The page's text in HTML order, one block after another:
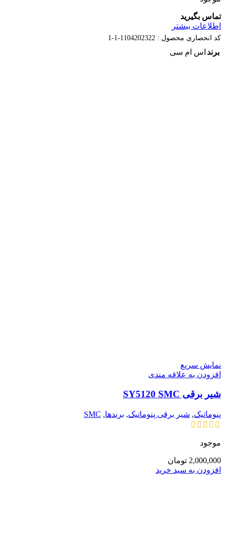
تماس بگیرید
اطلاعات بیشتر
کد انحصاری محصول : 1104202322-1-1
برند اس ام سی
نمایش سریع
افزودن به علاقه مندی
شیر برقی SY5120 SMC
پنوماتیک, شیر برقی پنوماتیک, برندها,
SMC
موجود
2,000,000 تومان
افزودن به سبد خرید